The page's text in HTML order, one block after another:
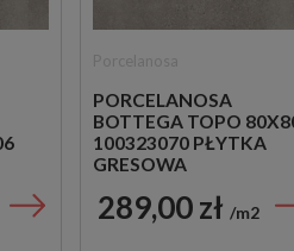
PORCELANOSA
BOTTEGA TOPO
100323070 PŁYTKA
GRESOWA
289,00 zł m2